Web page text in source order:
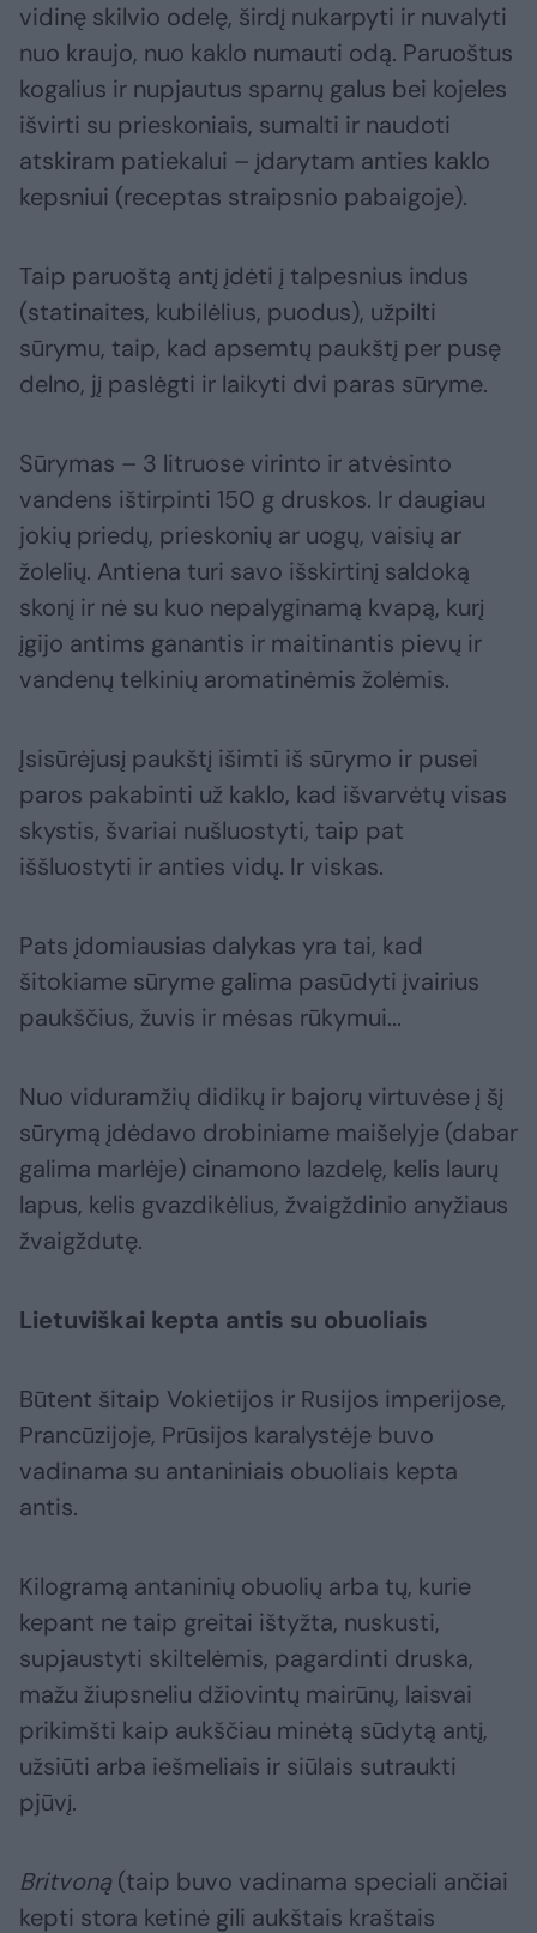
vidinę skilvio odelę, širdį nukarpyti ir nuvalyti
nuo kraujo, nuo kaklo numauti odą. Paruoštus
kogalius ir nupjautus sparnų galus bei kojeles
išvirti su prieskoniais, sumalti ir naudoti
atskiram patiekalui – įdarytam anties kaklo
kepsniui (receptas straipsnio pabaigoje).
Taip paruoštą antį įdėti į talpesnius indus
(statinaites, kubilėlius, puodus), užpilti
sūrymu, taip, kad apsemtų paukštį per pusę
delno, jį paslėgti ir laikyti dvi paras sūryme.
Sūrymas – 3 litruose virinto ir atvėsinto
vandens ištirpinti 150 g druskos. Ir daugiau
jokių priedų, prieskonių ar uogų, vaisių ar
žolelių. Antiena turi savo išskirtinį saldoką
skonį ir nė su kuo nepalyginamą kvapą, kurį
įgijo antims ganantis ir maitinantis pievų ir
vandenų telkinių aromatinėmis žolėmis.
Įsisūrėjusį paukštį išimti iš sūrymo ir pusei
paros pakabinti už kaklo, kad išvarvėtų visas
skystis, švariai nušluostyti, taip pat
iššluostyti ir anties vidų. Ir viskas.
Pats įdomiausias dalykas yra tai, kad
šitokiame sūryme galima pasūdyti įvairius
paukščius, žuvis ir mėsas rūkymui...
Nuo viduramžių didikų ir bajorų virtuvėse į šį
sūrymą įdėdavo drobiniame maišelyje (dabar
galima marlėje) cinamono lazdelę, kelis laurų
lapus, kelis gvazdikėlius, žvaigždinio anyžiaus
žvaigždutę.
Lietuviškai kepta antis su obuoliais
Būtent šitaip Vokietijos ir Rusijos imperijose,
Prancūzijoje, Prūsijos karalystėje buvo
vadinama su antaniniais obuoliais kepta
antis.
Kilogramą antaninių obuolių arba tų, kurie
kepant ne taip greitai ištyžta, nuskusti,
supjaustyti skiltelėmis, pagardinti druska,
mažu žiupsneliu džiovintų mairūnų, laisvai
prikimšti kaip aukščiau minėtą sūdytą antį,
užsiūti arba iešmeliais ir siūlais sutraukti
pjūvį.
Britvoną (taip buvo vadinama speciali ančiai
kepti stora ketinė gili aukštais kraštais